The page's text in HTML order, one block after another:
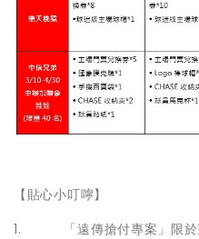
【貼心小叮嚀】
1. 「遠傳搶付專案」限於